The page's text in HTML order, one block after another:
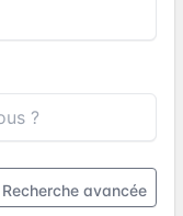
Recherche avancée